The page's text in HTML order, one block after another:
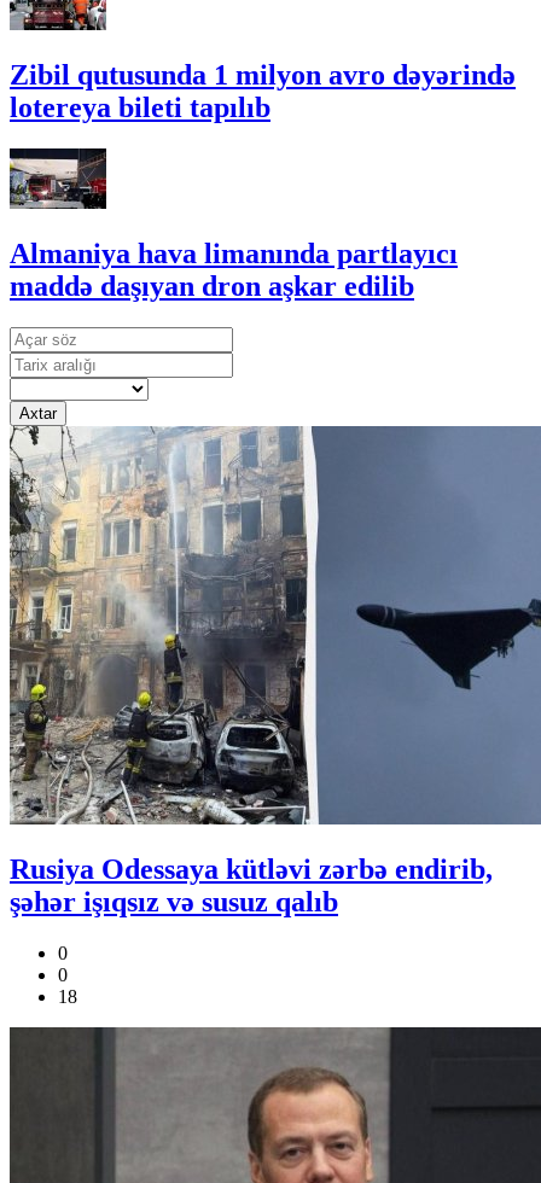
Zibil qutusunda 1 milyon avro dəyərində
lotereya bileti tapılıb
Almaniya hava limanında partlayıcı
maddə daşıyan dron aşkar edilib
Axtar
Rusiya Odessaya kütləvi zərbə endirib,
şəhər işıqsız və susuz qalıb
0
0
18